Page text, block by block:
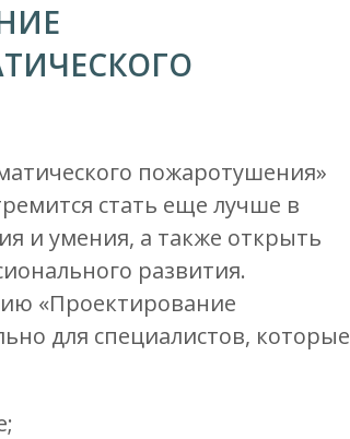
пожаротушения»
стать еще лучше в
и умения, а также открыть
развития.
«Проектирование
для специалистов, которые